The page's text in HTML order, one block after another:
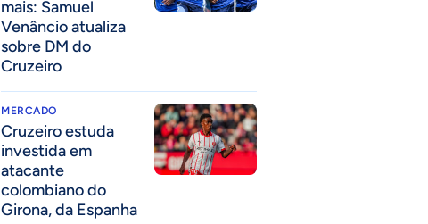
mais: Samuel
Venâncio atualiza
sobre DM do
Cruzeiro
MERCADO
Cruzeiro estuda
investida em
atacante
colombiano do
Girona, da Espanha